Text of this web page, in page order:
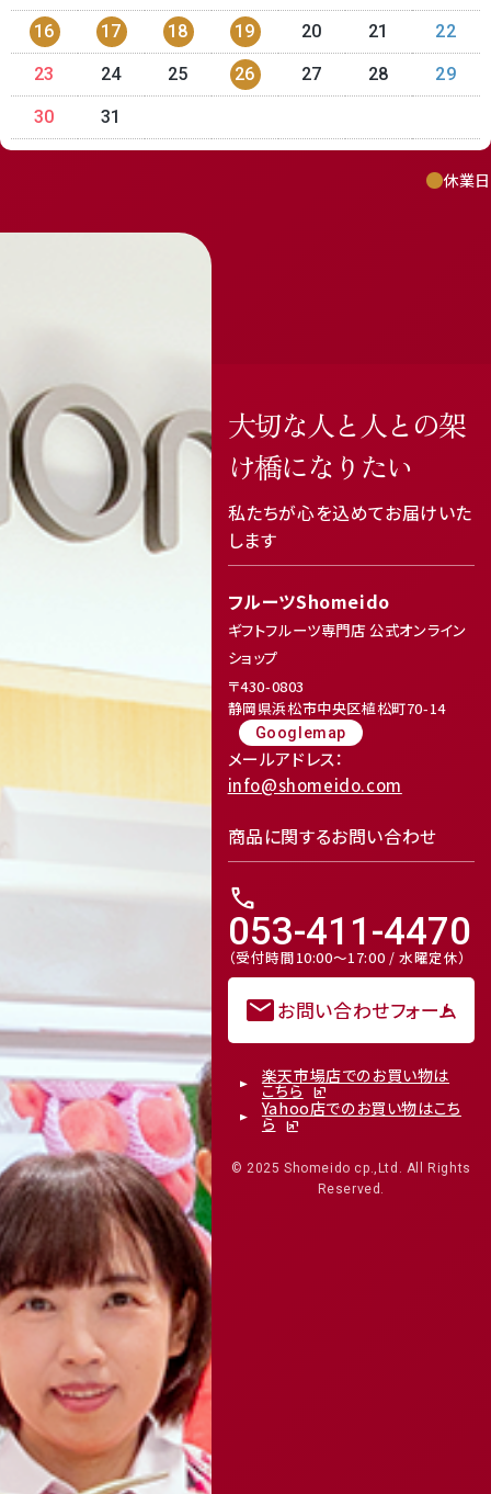
16 17 18 19 20 21 22
23 24 25 26 27 28 29
30 31
休業日
大切な人と人との架
け橋になりたい
私たちが心を込めてお届けいた
します
フルーツShomeido
ギフトフルーツ専門店 公式オンライン
ショップ
〒430-0803
静岡県浜松市中央区植松町70-14
Googlemap
メールアドレス：
info@shomeido.com
商品に関するお問い合わせ
call
053-411-4470
（受付時間10:00～17:00 / 水曜定休）
mailお問い合わせフォーム
楽天市場店でのお買い物は
こちら
Yahoo店でのお買い物はこち
ら
© 2025 Shomeido cp.,Ltd. All Rights
Reserved.